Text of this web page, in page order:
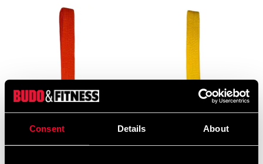
Consent Details About
Budo-Nord Kyubelt Orange
75 SEK
Budo-Nord Kyubelte Gul
75 SEK